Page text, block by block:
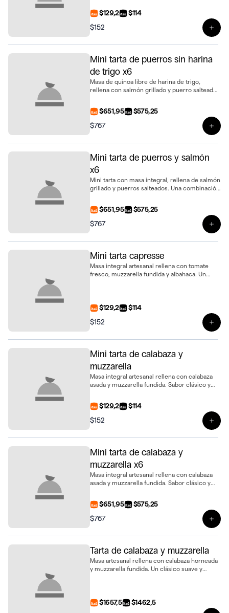
$129,2
$114
$152
Mini tarta de puerros sin harina
de trigo x6
Masa de quinoa libre de harina de trigo,
rellena con salmón grillado y puerro salteado.
mini, presentada en bandeja de 6 unidades
$651,95
$575,25
$767
Mini tarta de puerros y salmón
x6
Mini tarta con masa integral, rellena de salmón
grillado y puerros salteados. Una combinación
bandeja de 6 unidades
$651,95
$575,25
$767
Mini tarta capresse
Masa integral artesanal rellena con tomate
fresco, muzzarella fundida y albahaca. Un
$129,2
$114
$152
Mini tarta de calabaza y
muzzarella
Masa integral artesanal rellena con calabaza
asada y muzzarella fundida. Sabor clásico y
$129,2
$114
$152
Mini tarta de calabaza y
muzzarella x6
Masa integral artesanal rellena con calabaza
asada y muzzarella fundida. Sabor clásico y
de 6 unidades
$651,95
$575,25
$767
Tarta de calabaza y muzzarella
Masa artesanal rellena con calabaza horneada
y muzzarella fundida. Un clásico suave y
$1657,5
$1462,5